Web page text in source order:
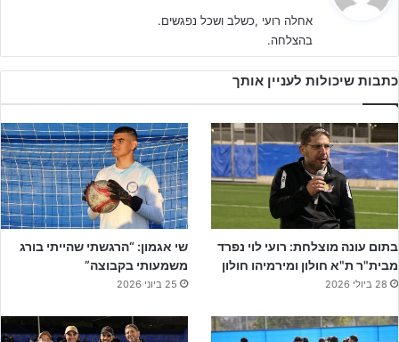
לפתח שחקנים לבוגרים, החזון שלנו הוא המודל שהיה בבית"ר טובורק
של אריק איזקוביץ – פיתוח ומכירת שחקנים בשינוי קטן, את השחקנים
המצויינים תמיד יהיה קשה להשאיר, את הטובים נרצה להשאיר ולעלות
אותם לקבוצות הבוגרות שלנו, כך שהשלד של הבוגרים לאט לאט
ב
אחלה רועי ,כשלב ושכל נפגשים.
בהצלחה.
כתבות שיכולות לעניין אותך
בתום עונה מוצלחת: רועי לוי נפרד
מבית"ר ת"א חולון ומירמיהו חולון
28 ביולי 2026
שי אגמון: “הרגשתי שהייתי בורג
משמעותי בקבוצה”
25 ביוני 2026